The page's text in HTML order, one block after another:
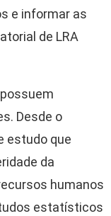
e informar as
de LRA
Desde o
estudo que
da
humanos
estatísticos